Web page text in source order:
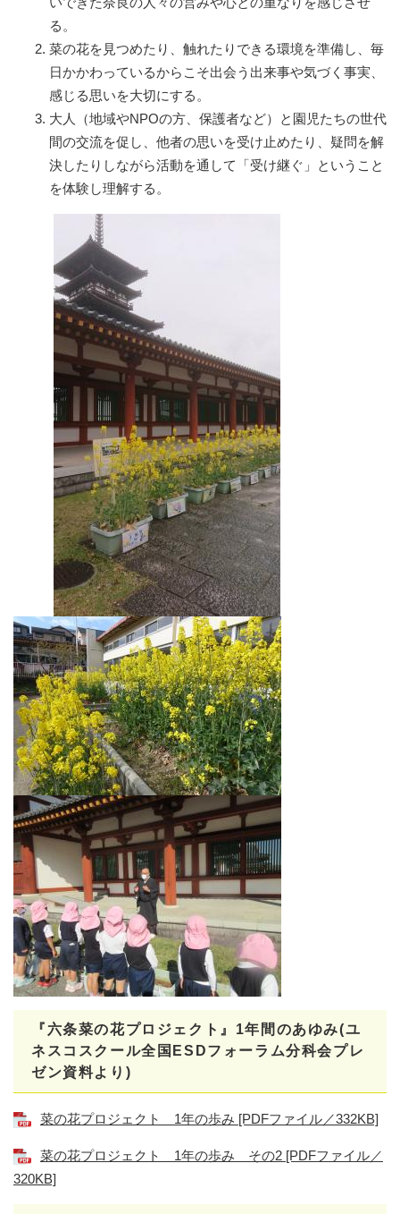
る。
菜の花を見つめたり、触れたりできる環境を準備し、毎
日かかわっているからこそ出会う出来事や気づく事実、
感じる思いを大切にする。
大人（地域やNPOの方、保護者など）と園児たちの世代
間の交流を促し、他者の思いを受け止めたり、疑問を解
決したりしながら活動を通して「受け継ぐ」ということ
を体験し理解する。
『六条菜の花プロジェクト』1年間のあゆみ(ユ
ネスコスクール全国ESDフォーラム分科会プレ
ゼン資料より)
菜の花プロジェクト 1年の歩み [PDFファイル／332KB]
菜の花プロジェクト 1年の歩み その2 [PDFファイル／
320KB]